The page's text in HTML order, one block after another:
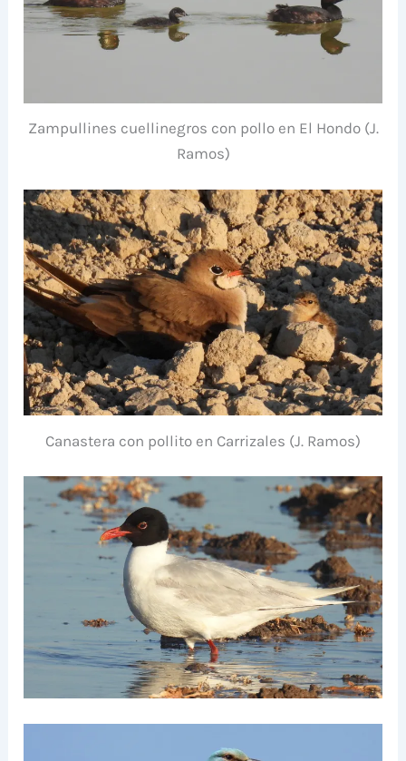
Zampullines cuellinegros con pollo en El Hondo (J.
Ramos)
Canastera con pollito en Carrizales (J. Ramos)